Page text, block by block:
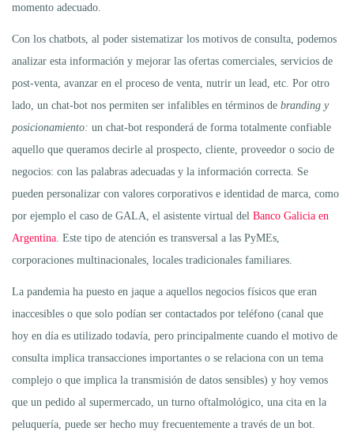
momento adecuado.
Con los chatbots, al poder sistematizar los motivos de consulta, podemos
analizar esta información y mejorar las ofertas comerciales, servicios de
post-venta, avanzar en el proceso de venta, nutrir un lead, etc. Por otro
lado, un chat-bot nos permiten ser infalibles en términos de branding y
posicionamiento: un chat-bot responderá de forma totalmente confiable
aquello que queramos decirle al prospecto, cliente, proveedor o socio de
negocios: con las palabras adecuadas y la información correcta. Se
pueden personalizar con valores corporativos e identidad de marca, como
por ejemplo el caso de GALA, el asistente virtual del Banco Galicia en
Argentina . Este tipo de atención es transversal a las PyMEs,
corporaciones multinacionales, locales tradicionales familiares.
La pandemia ha puesto en jaque a aquellos negocios físicos que eran
inaccesibles o que solo podían ser contactados por teléfono (canal que
hoy en día es utilizado todavía, pero principalmente cuando el motivo de
consulta implica transacciones importantes o se relaciona con un tema
complejo o que implica la transmisión de datos sensibles) y hoy vemos
que un pedido al supermercado, un turno oftalmológico, una cita en la
peluquería, puede ser hecho muy frecuentemente a través de un bot.